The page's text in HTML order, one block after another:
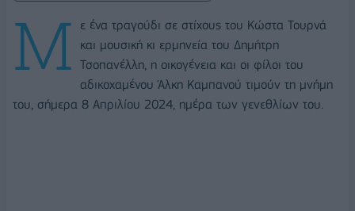
Μ
ε ένα τραγούδι σε στίχους του Κώστα Τουρνά
και μουσική κι ερμηνεία του Δημήτρη
Τσοπανέλλη, η οικογένεια και οι φίλοι του
αδικοχαμένου Άλκη Καμπανού τιμούν τη μνήμη
του, σήμερα 8 Απριλίου 2024, ημέρα των γενεθλίων του.